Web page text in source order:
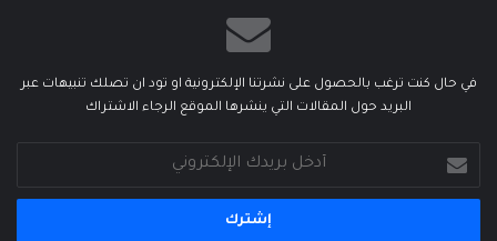
في حال كنت ترغب بالحصول على نشرتنا الإلكترونية او تود ان تصلك تنبيهات عبر
البريد حول المقالات التي ينشرها الموقع الرجاء الاشتراك
بريدك
الإلكتروني